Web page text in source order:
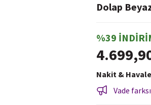
Dolap
%39
Nakit &
Vade